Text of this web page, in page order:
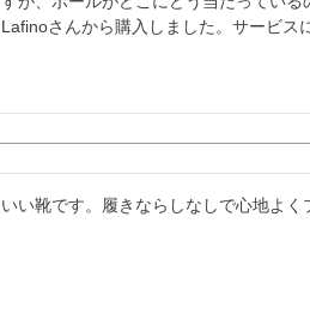
Lafinoさんから購入しました。サービス
いい靴です。履きならしなしで心地よく